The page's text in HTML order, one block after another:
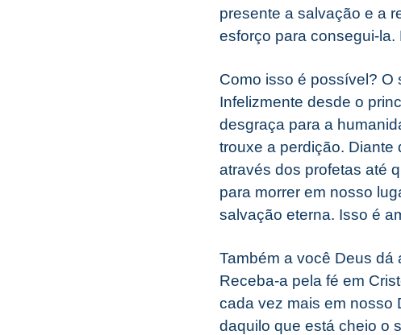
presente a salvação e a
esforço para consegui-la.
Como isso é possível? O
Infelizmente desde o
desgraça para a
trouxe a perdição. Diante
através dos profetas até
para morrer em nosso
salvação eterna. Isso é
Também a você Deus dá
Receba-a pela fé em
cada vez mais em nosso
daquilo que está cheio o